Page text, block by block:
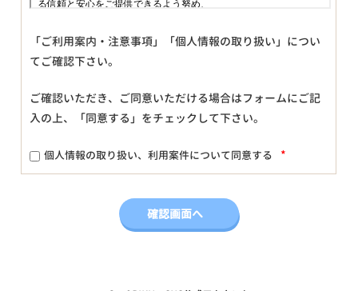
「ご利用案内・注意事項」「個人情報の取り扱い」につい
てご確認下さい。
ご確認いただき、ご同意いただける場合はフォームにご記
入の上、「同意する」をチェックして下さい。
個人情報の取り扱い、利用案件について同意する *